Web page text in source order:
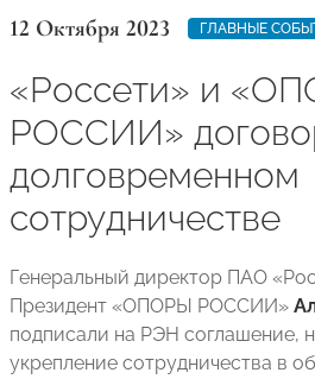
12 Октября 2023 ГЛАВНЫЕ
«Россети» и
РОССИИ»
долговременном
сотрудничестве
Генеральный директор ПАО
Президент «ОПОРЫ РОССИИ»
подписали на РЭН соглашение,
укрепление сотрудничества в